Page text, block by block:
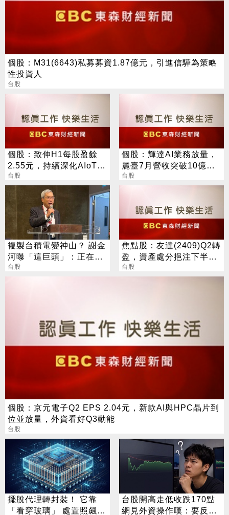
個股：M31(6643)私募募資1.87億元，引進信驊為策略
性投資人
台股
個股：致伸H1每股盈餘
2.55元，持續深化AIoT、
AI智慧監控、機器人與車
用佈局
台股
個股：輝達AI業務放量，
麗臺7月營收突破10億大
關，續創新高，Q3動能超
台股
複製台積電變神山？ 謝金
河曝「這巨頭」：正在轉
大人
台股
焦點股：友達(2409)Q2轉
盈，資產處分挹注下半年
獲利動能，股價強勢突破
季線
台股
個股：京元電子Q2 EPS 2.04元，新款AI與HPC晶片到
位並放量，外資看好Q3動能
台股
擺脫代理轉封裝！ 它靠
「看穿玻璃」 處置照飆2
台股開高走低收跌170點
網見外資操作嘆：要反轉